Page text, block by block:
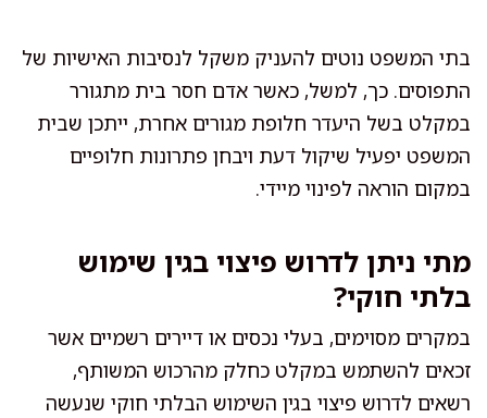
בתי המשפט נוטים להעניק משקל לנסיבות האישיות של
התפוסים. כך, למשל, כאשר אדם חסר בית מתגורר
במקלט בשל היעדר חלופת מגורים אחרת, ייתכן שבית
המשפט יפעיל שיקול דעת ויבחן פתרונות חלופיים
במקום הוראה לפינוי מיידי.
מתי ניתן לדרוש פיצוי בגין שימוש
בלתי חוקי?
במקרים מסוימים, בעלי נכסים או דיירים רשמיים אשר
זכאים להשתמש במקלט כחלק מהרכוש המשותף,
רשאים לדרוש פיצוי בגין השימוש הבלתי חוקי שנעשה